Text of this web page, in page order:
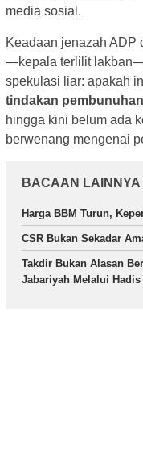
media sosial.
Keadaan jenazah ADP
—kepala terlilit
spekulasi liar: apakah
tindakan pembunuhan
hingga kini belum ada
berwenang mengenai
BACAAN LAINNYA
Harga BBM Turun,
CSR Bukan Sekadar
Takdir Bukan Alasan
Jabariyah Melalui Hadis